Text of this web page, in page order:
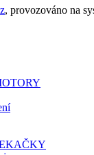
, provozováno na